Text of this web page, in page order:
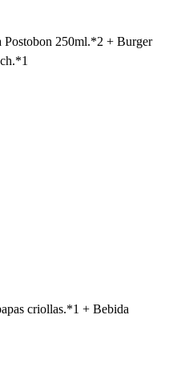
Postobon 250ml.*2 + Burger
criollas.*1 + Bebida